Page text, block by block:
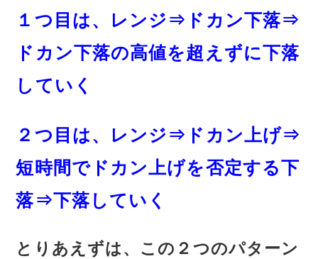
１つ目は、レンジ⇒ドカン下落⇒
ドカン下落の高値を超えずに下落
していく
２つ目は、レンジ⇒ドカン上げ⇒
短時間でドカン上げを否定する下
落⇒下落していく
とりあえずは、この２つのパターン